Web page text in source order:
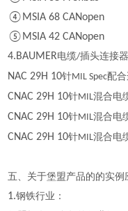
④MSIA 68 CANopen
⑤MSIA 42 CANopen
4.BAUMER电缆/插头连接
NAC 29H 10针MIL Spec配
CNAC 29H 10针MIL混合电
CNAC 29H 10针MIL混合电
CNAC 29H 10针MIL混合电
五、关于堡盟产品的的实例
1.钢铁行业：